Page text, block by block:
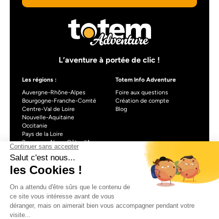
L’aventure à portée de clic !
Les régions :
Auvergne-Rhône-Alpes
Bourgogne-Franche-Comté
Centre-Val de Loire
Nouvelle-Aquitaine
Occitanie
Pays de la Loire
Provence-Alpes-Côte d’Azur
Totem Info Adventure
Foire aux questions
Création de compte
Blog
À propos de Totem info Adventure
Formulaire de contact